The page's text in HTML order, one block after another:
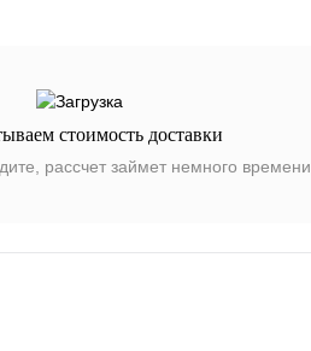
стоимость доставки
рассчет займет немного времени